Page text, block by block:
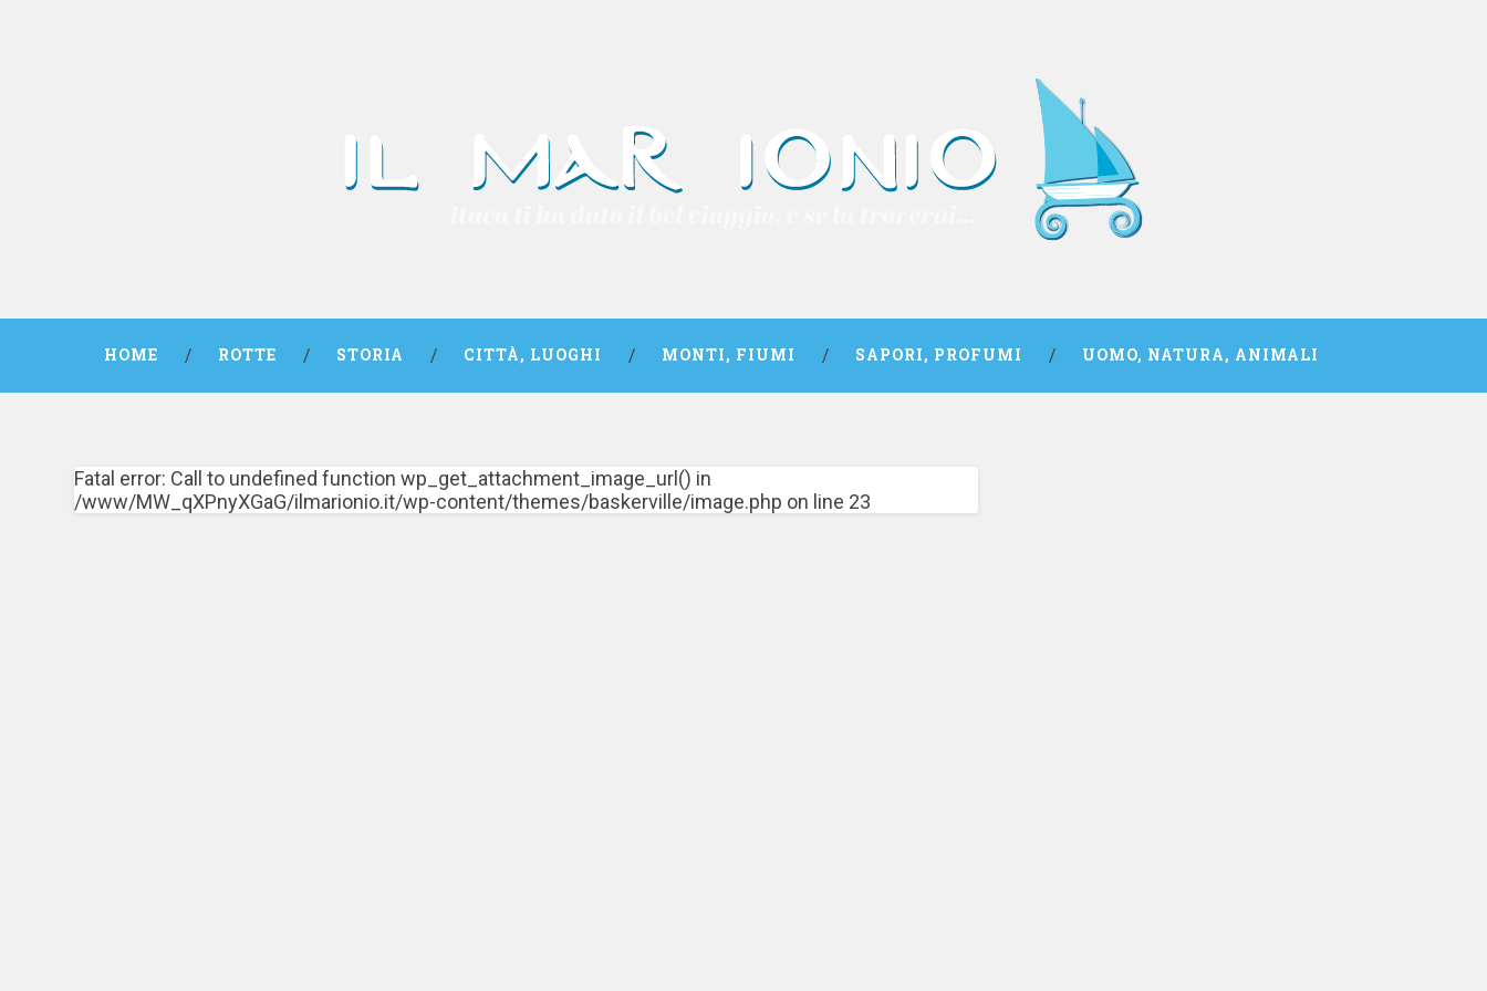
HOME ROTTE STORIA CITTÀ, LUOGHI MONTI, FIUMI SAPORI, PROFUMI UOMO, NATURA, ANIMALI
Fatal error: Call to undefined function wp_get_attachment_image_url() in
/www/MW_qXPnyXGaG/ilmarionio.it/wp-content/themes/baskerville/image.php on line 23